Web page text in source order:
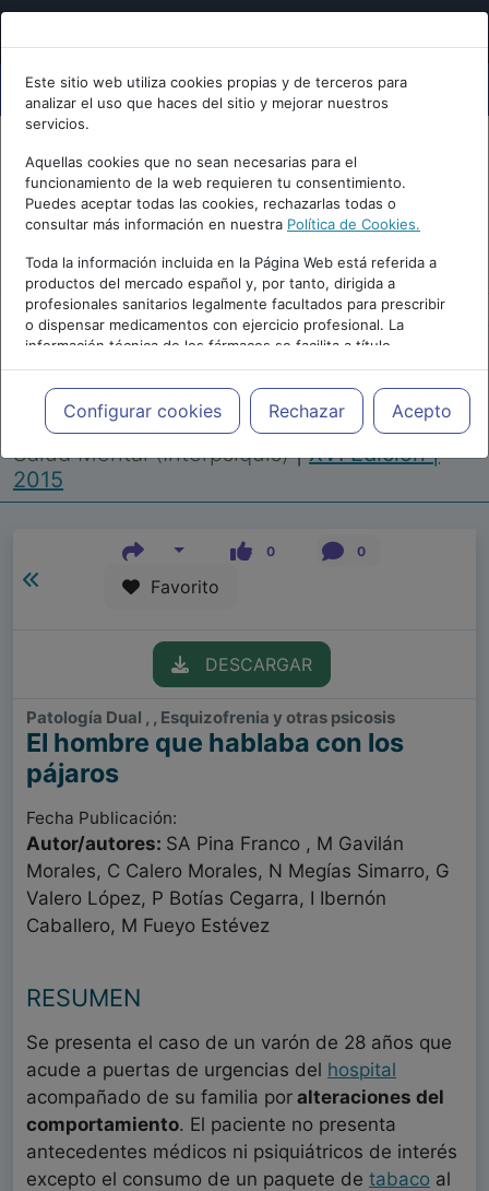
Este sitio web utiliza cookies propias y de terceros para
analizar el uso que haces del sitio y mejorar nuestros
servicios.
Aquellas cookies que no sean necesarias para el
funcionamiento de la web requieren tu consentimiento.
Puedes aceptar todas las cookies, rechazarlas todas o
consultar más información en nuestra Política de Cookies.
Toda la información incluida en la Página Web está referida a
productos del mercado español y, por tanto, dirigida a
profesionales sanitarios legalmente facultados para prescribir
o dispensar medicamentos con ejercicio profesional. La
información técnica de los fármacos se facilita a título
meramente informativo, siendo responsabilidad de los
profesionales facultados prescribir medicamentos y decidir, en
cada caso concreto, el tratamiento más adecuado a las
necesidades del paciente.
Configurar cookies Rechazar Acepto
Repositorio de Artículos |Congreso Virtual
Internacional de Psiquiatría, Psicología y
Salud Mental (Interpsiquis)|XVI Edición |
2015
0 0
Favorito
DESCARGAR
Patología Dual , , Esquizofrenia y otras psicosis
El hombre que hablaba con los
pájaros
Fecha Publicación:
Autor/autores: SA Pina Franco , M Gavilán
Morales, C Calero Morales, N Megías Simarro, G
Valero López, P Botías Cegarra, I Ibernón
Caballero, M Fueyo Estévez
RESUMEN
Se presenta el caso de un varón de 28 años que
acude a puertas de urgencias del hospital
acompañado de su familia por alteraciones del
comportamiento. El paciente no presenta
antecedentes médicos ni psiquiátricos de interés
excepto el consumo de un paquete de tabaco al